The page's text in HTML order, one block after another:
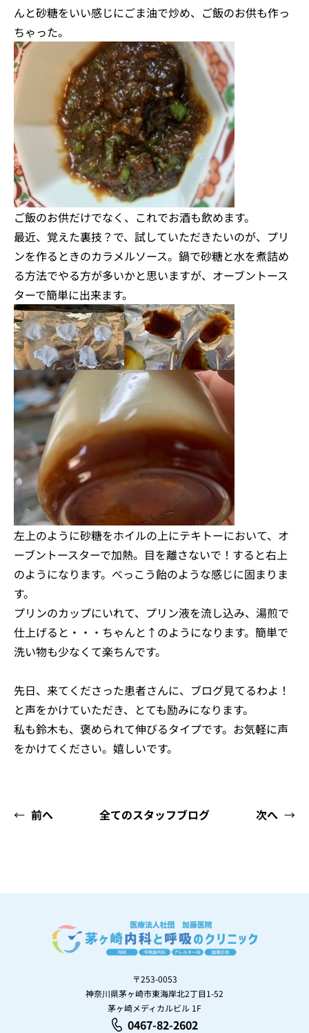
んと砂糖をいい感じにごま油で炒め、ご飯のお供も作っ
ちゃった。
ご飯のお供だけでなく、これでお酒も飲めます。
最近、覚えた裏技？で、試していただきたいのが、プリ
ンを作るときのカラメルソース。鍋で砂糖と水を煮詰め
る方法でやる方が多いかと思いますが、オーブントース
ターで簡単に出来ます。
左上のように砂糖をホイルの上にテキトーにおいて、オ
ーブントースターで加熱。目を離さないで！すると右上
のようになります。べっこう飴のような感じに固まりま
す。
プリンのカップにいれて、プリン液を流し込み、湯煎で
仕上げると・・・ちゃんと↑のようになります。簡単で
洗い物も少なくて楽ちんです。
先日、来てくださった患者さんに、ブログ見てるわよ！
と声をかけていただき、とても励みになります。
私も鈴木も、褒められて伸びるタイプです。お気軽に声
をかけてください。嬉しいです。
← 前へ 全てのスタッフブログ 次へ →
〒253-0053
神奈川県茅ヶ崎市東海岸北2丁目1-52
茅ヶ崎メディカルビル 1F
0467-82-2602